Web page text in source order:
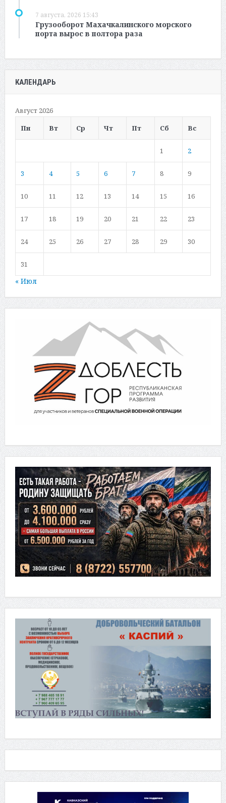
7 августа, 2026 15:43
Грузооборот Махачкалинского морского
порта вырос в полтора раза
КАЛЕНДАРЬ
Август 2026
Пн
Вт Ср Чт Пт Сб Вс
1 2
3 4 5 6 7 8 9
10 11 12 13 14 15 16
17 18 19 20 21 22 23
24 25 26 27 28 29 30
31
« Июл